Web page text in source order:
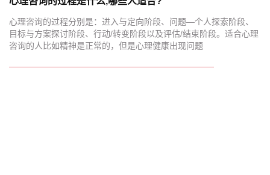
心理咨询的过程是什么,哪些人适合?
心理咨询的过程分别是：进入与定向阶段、问题—个人探索阶段、
目标与方案探讨阶段、行动/转变阶段以及评估/结束阶段。适合心理
咨询的人比如精神是正常的，但是心理健康出现问题